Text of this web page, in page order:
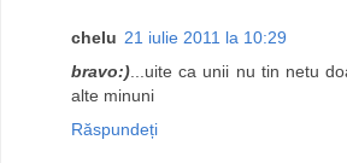
chelu 21 iulie 2011 la 10:29
bravo:)...uite ca unii nu tin netu
alte minuni
Răspundeți